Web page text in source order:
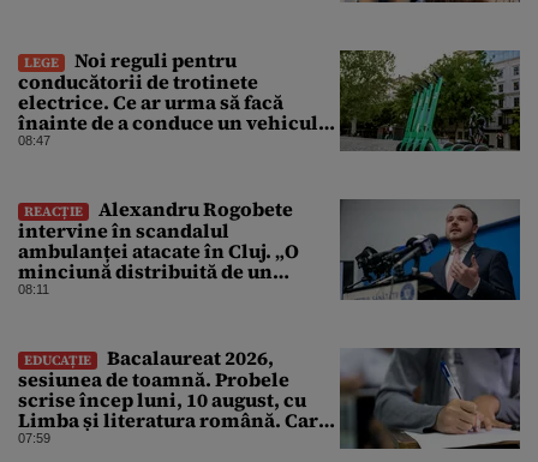
LEGE
Noi reguli pentru
conducătorii de trotinete
electrice. Ce ar urma să facă
înainte de a conduce un vehicul
pe drumurile publice
08:47
REACȚIE
Alexandru Rogobete
intervine în scandalul
ambulanței atacate în Cluj. „O
minciună distribuită de un
milion de ori rămâne o
08:11
EDUCAȚIE
Bacalaureat 2026,
sesiunea de toamnă. Probele
scrise încep luni, 10 august, cu
Limba și literatura română. Care
sunt regulile promovării
07:59